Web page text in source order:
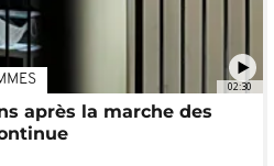
02:30
après la marche des